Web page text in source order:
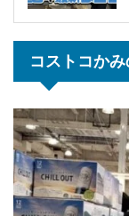
コストコか